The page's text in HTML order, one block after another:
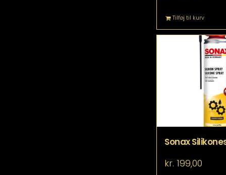
Tilføj til kurv
Sonax
kr. 199,00